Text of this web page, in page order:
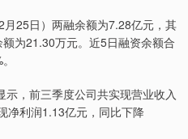
25日）两融余额为7.28亿元，其
为21.30万元。近5日融资余额合
，前三季度公司共实现营业收入
净利润1.13亿元，同比下降